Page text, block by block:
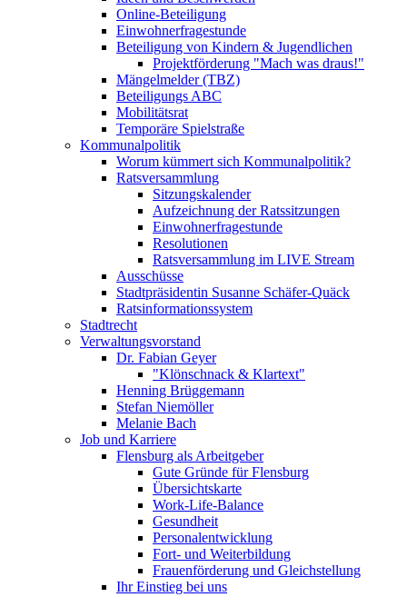
Online-Beteiligung
Einwohnerfragestunde
Beteiligung von Kindern & Jugendlichen
Projektförderung "Mach was draus!"
Mängelmelder (TBZ)
Beteiligungs ABC
Mobilitätsrat
Temporäre Spielstraße
Kommunalpolitik
Worum kümmert sich Kommunalpolitik?
Ratsversammlung
Sitzungskalender
Aufzeichnung der Ratssitzungen
Einwohnerfragestunde
Resolutionen
Ratsversammlung im LIVE Stream
Ausschüsse
Stadtpräsidentin Susanne Schäfer-Quäck
Ratsinformationssystem
Stadtrecht
Verwaltungsvorstand
Dr. Fabian Geyer
"Klönschnack & Klartext"
Henning Brüggemann
Stefan Niemöller
Melanie Bach
Job und Karriere
Flensburg als Arbeitgeber
Gute Gründe für Flensburg
Übersichtskarte
Work-Life-Balance
Gesundheit
Personalentwicklung
Fort- und Weiterbildung
Frauenförderung und Gleichstellung
Ihr Einstieg bei uns